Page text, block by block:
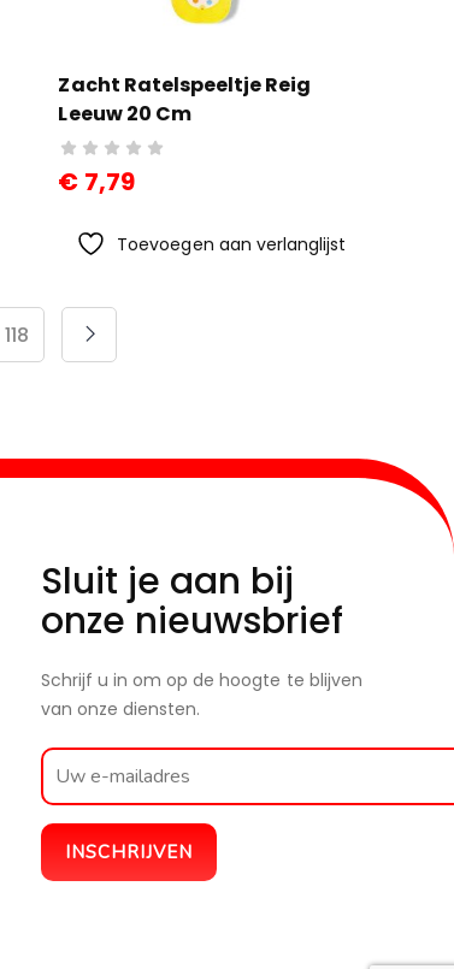
Zacht Ratelspeeltje Reig
Leeuw 20 Cm
€ 7,79
Toevoegen aan verlanglijst
118
Sluit je aan bij
onze nieuwsbrief
Schrijf u in om op de hoogte te blijven
van onze diensten.